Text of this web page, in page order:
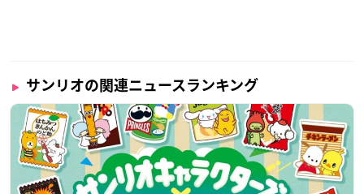
サンリオの関連ニュースランキング